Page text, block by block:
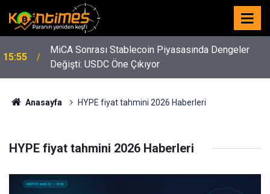
15:55
MiCA Sonrası Stablecoin Piyasasında Dengeler
Değişti: USDC Öne Çıkıyor
Anasayfa HYPE fiyat tahmini 2026 Haberleri
HYPE fiyat tahmini 2026 Haberleri